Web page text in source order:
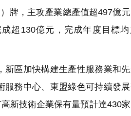
牌，主攻產業總產值超497億
超130億元，完成年度目標均
區加快構建生產性服務業和
務中心、東盟綠色可持續發
新技術企業保有量預計達430